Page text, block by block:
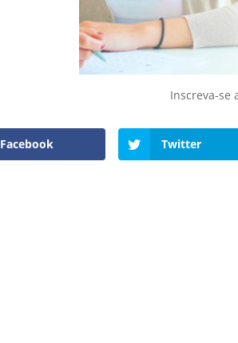
Inscreva-se
Facebook Twitter